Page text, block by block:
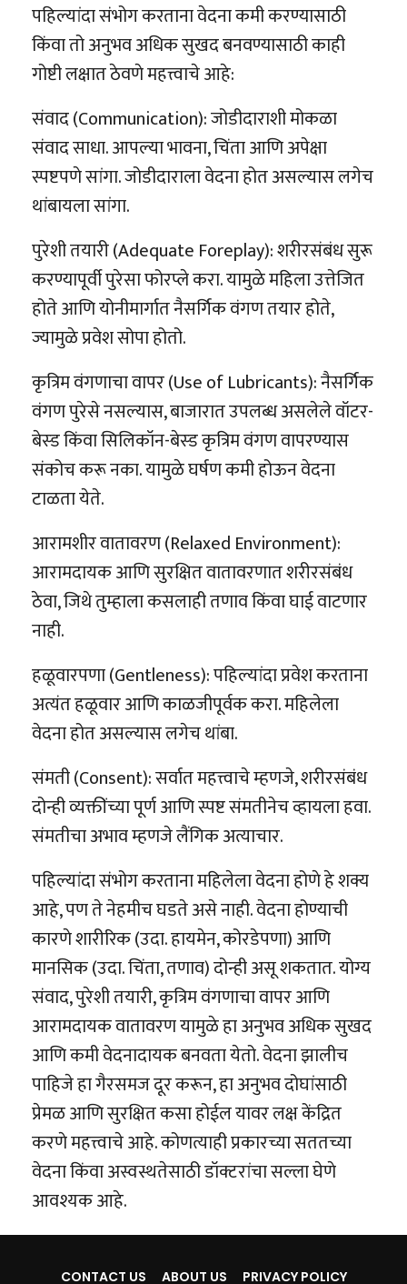
पहिल्यांदा संभोग करताना वेदना कमी करण्यासाठी
किंवा तो अनुभव अधिक सुखद बनवण्यासाठी काही
गोष्टी लक्षात ठेवणे महत्त्वाचे आहे:
संवाद (Communication): जोडीदाराशी मोकळा
संवाद साधा. आपल्या भावना, चिंता आणि अपेक्षा
स्पष्टपणे सांगा. जोडीदाराला वेदना होत असल्यास लगेच
थांबायला सांगा.
पुरेशी तयारी (Adequate Foreplay): शरीरसंबंध सुरू
करण्यापूर्वी पुरेसा फोरप्ले करा. यामुळे महिला उत्तेजित
होते आणि योनीमार्गात नैसर्गिक वंगण तयार होते,
ज्यामुळे प्रवेश सोपा होतो.
कृत्रिम वंगणाचा वापर (Use of Lubricants): नैसर्गिक
वंगण पुरेसे नसल्यास, बाजारात उपलब्ध असलेले वॉटर-
बेस्ड किंवा सिलिकॉन-बेस्ड कृत्रिम वंगण वापरण्यास
संकोच करू नका. यामुळे घर्षण कमी होऊन वेदना
टाळता येते.
आरामशीर वातावरण (Relaxed Environment):
आरामदायक आणि सुरक्षित वातावरणात शरीरसंबंध
ठेवा, जिथे तुम्हाला कसलाही तणाव किंवा घाई वाटणार
नाही.
हळूवारपणा (Gentleness): पहिल्यांदा प्रवेश करताना
अत्यंत हळूवार आणि काळजीपूर्वक करा. महिलेला
वेदना होत असल्यास लगेच थांबा.
संमती (Consent): सर्वात महत्त्वाचे म्हणजे, शरीरसंबंध
दोन्ही व्यक्तींच्या पूर्ण आणि स्पष्ट संमतीनेच व्हायला हवा.
संमतीचा अभाव म्हणजे लैंगिक अत्याचार.
पहिल्यांदा संभोग करताना महिलेला वेदना होणे हे शक्य
आहे, पण ते नेहमीच घडते असे नाही. वेदना होण्याची
कारणे शारीरिक (उदा. हायमेन, कोरडेपणा) आणि
मानसिक (उदा. चिंता, तणाव) दोन्ही असू शकतात. योग्य
संवाद, पुरेशी तयारी, कृत्रिम वंगणाचा वापर आणि
आरामदायक वातावरण यामुळे हा अनुभव अधिक सुखद
आणि कमी वेदनादायक बनवता येतो. वेदना झालीच
पाहिजे हा गैरसमज दूर करून, हा अनुभव दोघांसाठी
प्रेमळ आणि सुरक्षित कसा होईल यावर लक्ष केंद्रित
करणे महत्त्वाचे आहे. कोणत्याही प्रकारच्या सततच्या
वेदना किंवा अस्वस्थतेसाठी डॉक्टरांचा सल्ला घेणे
आवश्यक आहे.
CONTACT US ABOUT US PRIVACY POLICY